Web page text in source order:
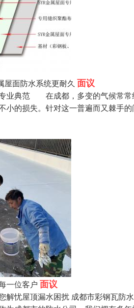
屋面防水系统更耐久 面议
典范 在成都，多变的气候常常给
小的损失。针对这一普遍而又棘手
一位客户 面议
忧屋顶漏水困扰 成都市彩钢瓦防